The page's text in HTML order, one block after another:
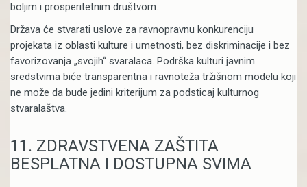
boljim i prosperitetnim društvom.
Država će stvarati uslove za ravnopravnu konkurenciju
projekata iz oblasti kulture i umetnosti, bez diskriminacije i bez
favorizovanja „svojih“ svaralaca. Podrška kulturi javnim
sredstvima biće transparentna i ravnoteža tržišnom modelu koji
ne može da bude jedini kriterijum za podsticaj kulturnog
stvaralaštva.
11. ZDRAVSTVENA ZAŠTITA
BESPLATNA I DOSTUPNA SVIMA